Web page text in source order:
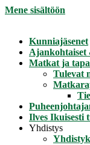
Mene sisältöön
Kunniajäsenet
Ajankohtaiset
Matkat ja
Tulevat
Ilves Ikuisesti
Yhdistys